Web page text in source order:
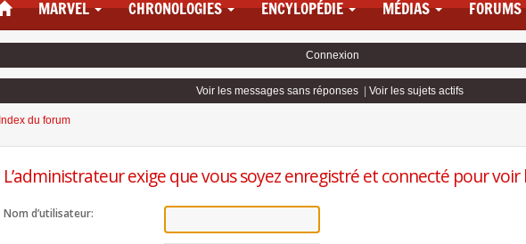
MARVEL CHRONOLOGIES ENCYLOPÉDIE MÉDIAS FORUMS
Connexion
Voir les messages sans réponses Voir les sujets actifs
Index du forum
L’administrateur exige que vous soyez enregistré et connecté pour voir
Nom d’utilisateur: